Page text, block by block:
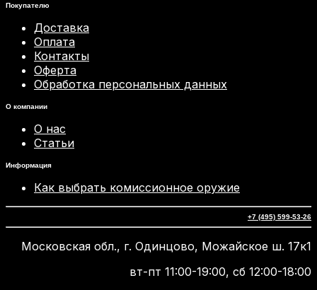
Покупателю
Доставка
Оплата
Контакты
Оферта
Обработка персональных данных
О компании
О нас
Статьи
Информация
Как выбрать комиссионное оружие
+7 (495) 599-53-26
Московская обл., г. Одинцово, Можайское ш. 17к1
вт-пт 11:00-19:00, сб 12:00-18:00